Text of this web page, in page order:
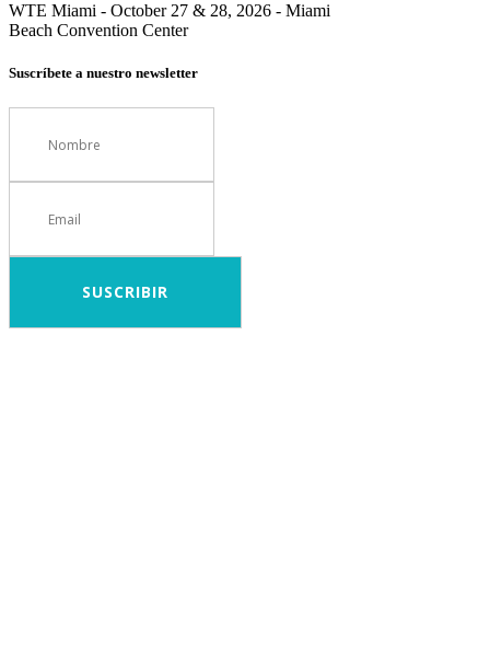
WTE Miami - October 27 & 28, 2026 - Miami
Beach Convention Center
Suscríbete a nuestro newsletter